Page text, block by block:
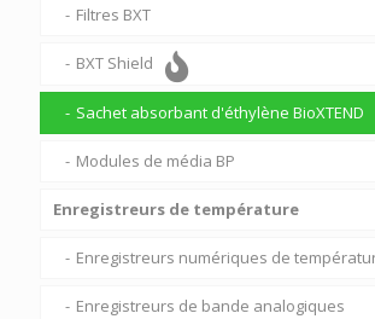
Filtres BXT
BXT Shield
Sachet absorbant d'éthylène BioXTEND
Modules de média BP
Enregistreurs de température
Enregistreurs numériques de
Enregistreurs de bande analogiques